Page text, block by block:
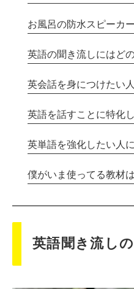
お風呂の防水スピーカ
英語の聞き流しにはど
英会話を身につけたい
英語を話すことに特化
英単語を強化したい人
僕がいま使ってる教材
英語聞き流し